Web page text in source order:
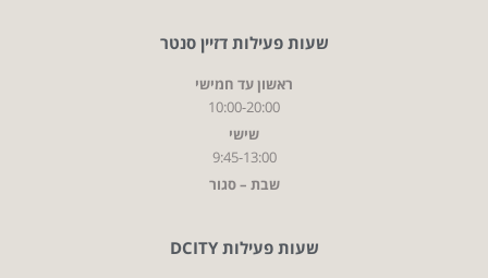
שעות פעילות דזיין סנטר
ראשון עד חמישי
10:00-20:00
שישי
9:45-13:00
שבת – סגור
שעות פעילות DCITY